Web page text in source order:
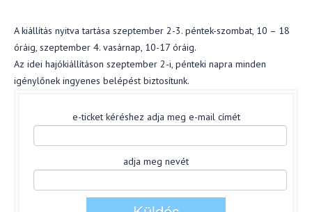
A kiállítás nyitva tartása szeptember 2-3. péntek-szombat, 10 – 18
óráig, szeptember 4. vasárnap, 10-17 óráig.
Az idei hajókiállításon szeptember 2-i, pénteki napra minden
igénylőnek ingyenes belépést biztosítunk.
e-ticket kéréshez adja meg e-mail címét
adja meg nevét